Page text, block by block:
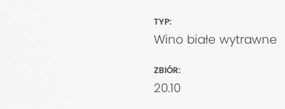
TYP:
Wino białe wytrawne
ZBIÓR:
20.10